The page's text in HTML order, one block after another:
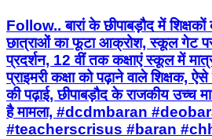
Follow.. बारां के छीपाबड़ौद में
छात्राओं का फूटा आक्रोश, स्कूल गेट
प्रदर्शन, 12 वीं तक कक्षाएं स्कूल में
प्राइमरी कक्षा को पढ़ाने वाले शिक्षक,
की पढ़ाई, छीपाबड़ौद के राजकीय उच्च
है मामला, #dcdmbaran
#teacherscrisus #baran